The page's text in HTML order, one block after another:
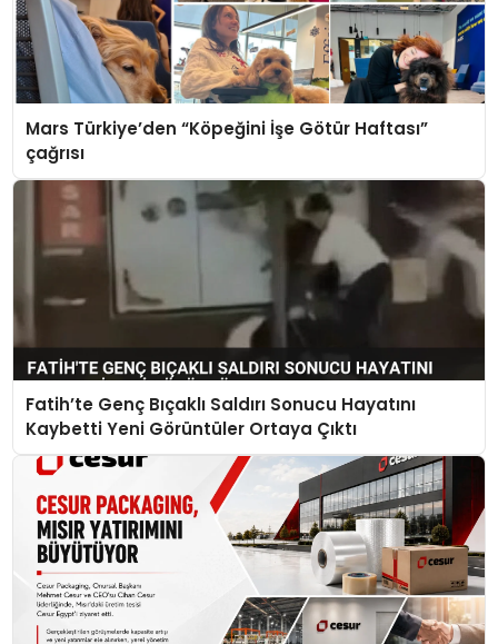
Mars Türkiye’den “Köpeğini İşe Götür Haftası”
çağrısı
Fatih’te Genç Bıçaklı Saldırı Sonucu Hayatını
Kaybetti Yeni Görüntüler Ortaya Çıktı